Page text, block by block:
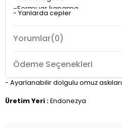
-Fermuar kapama
-Fermuarlı düzenleyici ön cep
- Geniş ana bölme
- Yanlarda cepler
Yorumlar(0)
Ödeme Seçenekleri
- Ayarlanabilir dolgulu omuz askıları
Üretim Yeri :Endonezya